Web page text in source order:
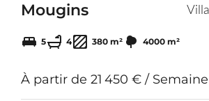
Mougins
5 4 380 m² 4000 m²
À partir de 21 450 € / Semaine